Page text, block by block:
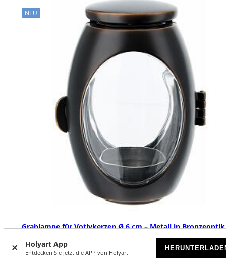
Holyart App
Entdecken Sie jetzt die APP von Holyart
NEU
Grablampe für Votivkerzen Ø 6 cm – Metall in
VORRÄTIG